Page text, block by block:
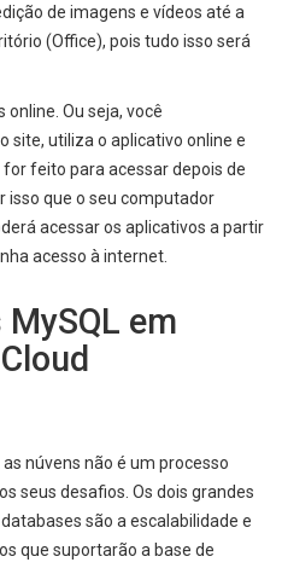
de imagens e vídeos até a
(Office), pois tudo isso será
online. Ou seja, você
site, utiliza o aplicativo online e
feito para acessar depois de
isso que o seu computador
acessar os aplicativos a partir
acesso à internet.
em
núvens não é um processo
seus desafios. Os dois grandes
são a escalabilidade e
que suportarão a base de